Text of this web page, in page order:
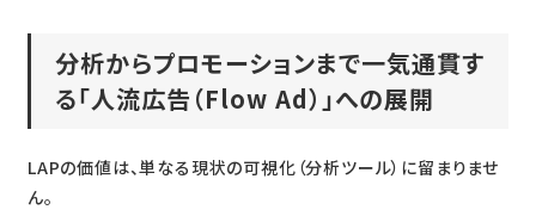
分析からプロモーションまで一気通貫す
る「人流広告（Flow Ad）」への展開
LAPの価値は、単なる現状の可視化（分析ツール）に留まりませ
ん。